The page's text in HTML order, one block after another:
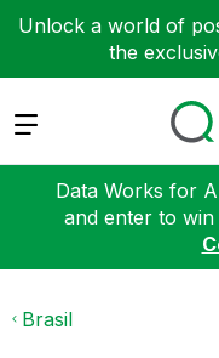
Unlock a world of
the
Expand
Data Works for
and enter to
Brasil